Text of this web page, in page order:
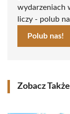
wydarzeniach
liczy - polub
Polub nas!
Zobacz Także